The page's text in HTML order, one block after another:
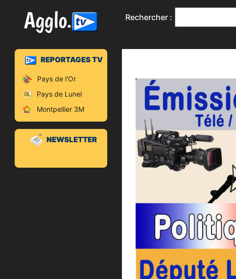
Rechercher :
REPORTAGES TV
Pays de l'Or
Pays de Lunel
Montpellier 3M
NEWSLETTER